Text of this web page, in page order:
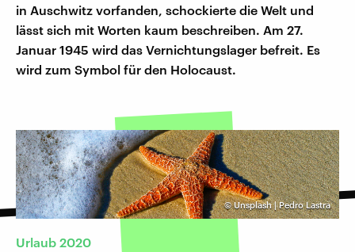
in Auschwitz vorfanden, schockierte die Welt und
lässt sich mit Worten kaum beschreiben. Am 27.
Januar 1945 wird das Vernichtungslager befreit. Es
wird zum Symbol für den Holocaust.
©Unsplash | Pedro Lastra
Urlaub 2020